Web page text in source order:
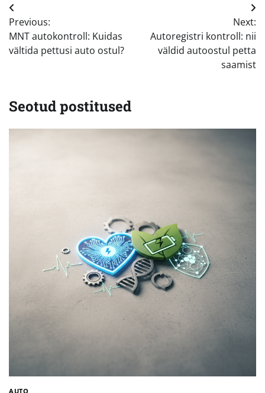
Navigeerimine
Previous:
MNT autokontroll: Kuidas
vältida pettusi auto ostul?
Next:
Autoregistri kontroll: nii
väldid autoostul petta
saamist
Seotud postitused
AUTO